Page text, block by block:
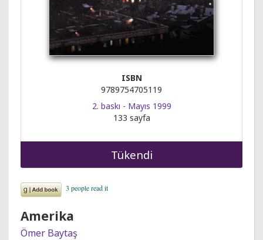
ISBN
9789754705119
2. baskı - Mayıs 1999
133 sayfa
Tükendi
Amerika
Ömer Baytaş